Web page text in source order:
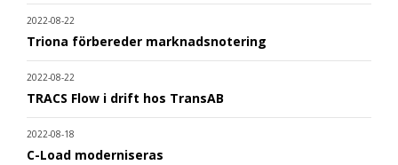
2022-08-22
Triona förbereder marknadsnotering
2022-08-22
TRACS Flow i drift hos TransAB
2022-08-18
C-Load moderniseras